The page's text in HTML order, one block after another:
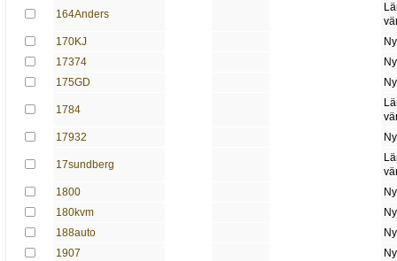
164Anders
170KJ
17374
175GD
1784
17932
17sundberg
1800
180kvm
188auto
1907